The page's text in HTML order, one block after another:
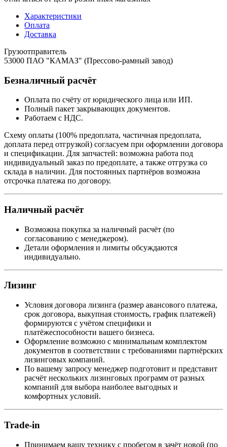
Характеристики
Оплата
Доставка
Грузоотправитель
53000 ПАО "КАМАЗ" (Прессово-рамный завод)
Безналичный расчёт
Оплата по счёту от юридического лица или ИП.
Полный пакет закрывающих документов.
Работаем с НДС.
Схему оплаты (100% предоплата, частичная предоплата,
доплата перед отгрузкой) согласуем при оформлении договора
и спецификации. Для запчастей: возможна работа под
индивидуальный заказ по предоплате, а также отгрузка со
склада в наличии. Для постоянных партнёров возможна
отсрочка платежа по договору.
Наличный расчёт
Возможна покупка за наличный расчёт (по
согласованию с менеджером).
Детали оформления и лимиты обсуждаются
индивидуально.
Лизинг
Условия договора лизинга (размер авансового платежа,
срок договора, выкупная стоимость, график платежей)
формируются с учётом специфики и
платёжеспособности вашего бизнеса.
Оформление возможно с минимальным комплектом
документов в соответствии с требованиями партнёрских
лизинговых компаний.
По вашему запросу менеджер подготовит и представит
расчёт нескольких лизинговых программ от разных
компаний для выбора наиболее выгодных и
комфортных условий.
Trade-in
Принимаем вашу технику с пробегом в зачёт новой (по